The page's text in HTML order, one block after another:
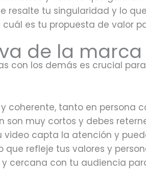
resalte tu singularidad y lo
es tu propuesta de valor
de la
con los demás es crucial
coherente, tanto en persona
son muy cortos y debes
capta la atención y
refleje tus valores y
cercana con tu audiencia